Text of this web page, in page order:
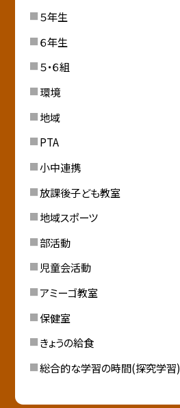
５年生
６年生
５・６組
環境
地域
PTA
小中連携
放課後子ども教室
地域スポーツ
部活動
児童会活動
アミーゴ教室
保健室
きょうの給食
総合的な学習の時間(探究学習)